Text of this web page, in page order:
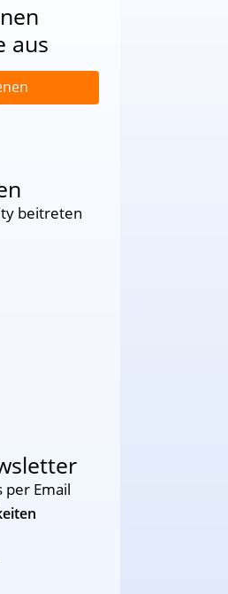
aus
beitreten
Email